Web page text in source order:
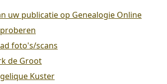
uw publicatie op Genealogie Online
foto's/scans
de Groot
Kuster